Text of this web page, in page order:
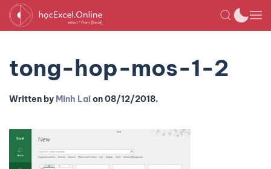
tong-hop-mos-1-2
Written by Minh Laion08/12/2018.